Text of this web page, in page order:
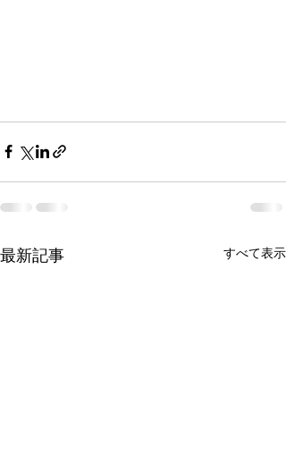
最新記事 すべて表示